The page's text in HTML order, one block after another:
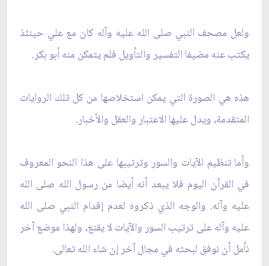
ولعل مصحف النبي صلى الله عليه وآله كان مع علي حينئذ
يكتب عنه مضيفا التفسير والتأويل فلم يتمكن منه أبو بكر.
هذه هي الصورة التي يمكن استخلاصها من كل تلك الروايات
المتقدمة، ويدل عليها الاعتبار والعقل والأخبار.
وأما تنظيم الآيات والسور وترتيبها على هذا النحو المعروف
في القرآن اليوم فلا يبعد أنه أيضا من رسول الله صلى الله
عليه وآله. والوجه الذي ذكروه لعدم إقدام النبي صلى الله
عليه وآله على ترتيب السور والآيات لا يقنع، ولهذا موضع آخر
نأمل أن نوفق لبحثه في مجال آخر إن شاء الله تعالى.